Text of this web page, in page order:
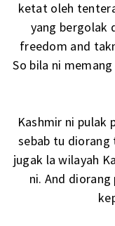
ketat oleh
yang bergolak
freedom and
So bila ni
Kashmir ni pulak
sebab tu diorang
jugak la wilayah
ni. And